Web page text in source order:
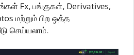
Fx, பங்குகள், Derivatives,
மற்றும் பிற ஒத்த
செய்யலாம்.